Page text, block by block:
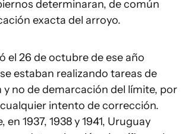
determinaran, de común
exacta del arroyo.
el 26 de octubre de ese año
estaban realizando tareas de
no de demarcación del límite, por
intento de corrección.
1937, 1938 y 1941, Uruguay